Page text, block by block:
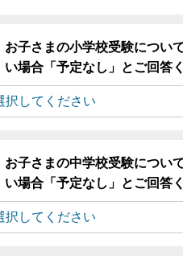
お子さまの小学校受験につい
い場合「予定なし」とご回答
お子さまの中学校受験につい
い場合「予定なし」とご回答